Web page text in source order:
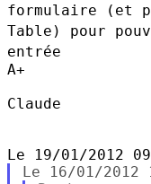
formulaire (et
Table) pour
entrée
A+
Claude